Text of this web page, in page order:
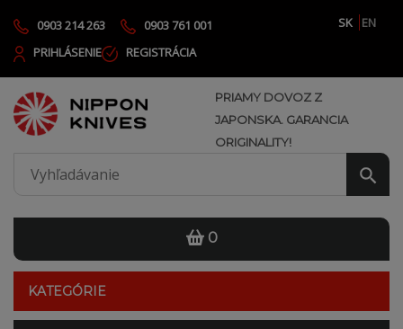
0903 214 263 0903 761 001 SK
EN
PRIHLÁSENIE
REGISTRÁCIA
PRIAMY DOVOZ Z
JAPONSKA. GARANCIA
ORIGINALITY!
0
KATEGÓRIE